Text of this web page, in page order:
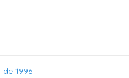
1996